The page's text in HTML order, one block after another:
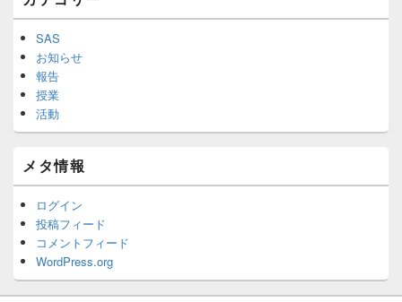
ン
サ
イ
バ
ー
ウ
ィ
ッ
エ
リ
ア
SAS
お知らせ
報告
授業
活動
メタ情報
ログイン
投稿フィード
コメントフィード
WordPress.org